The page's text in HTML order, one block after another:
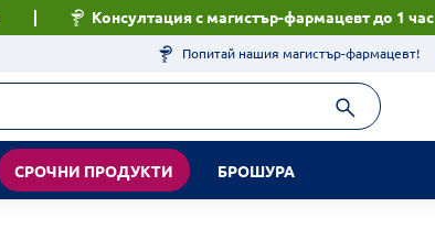
Консултация с магистър-фармацевт до 1 час
Попитай нашия магистър-фармацевт!
СРОЧНИ ПРОДУКТИ БРОШУРА